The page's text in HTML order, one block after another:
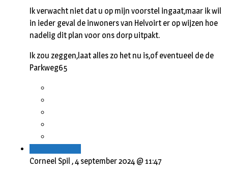
Ik verwacht niet dat u op mijn voorstel ingaat,maar ik wil
in ieder geval de inwoners van Helvoirt er op wijzen hoe
nadelig dit plan voor ons dorp uitpakt.
Ik zou zeggen,laat alles zo het nu is,of eventueel de de
Parkweg65
Corneel Spil ,4 september 2024 @ 11:47